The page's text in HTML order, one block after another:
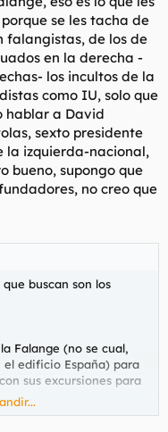
se les tacha de
falangistas, de los de
en la derecha -
los incultos de la
como IU, solo que
hablar a David
sexto presidente
la izquierda-nacional,
bueno, supongo que
no creo que
buscan son los
Falange (no se cual,
el edificio España) para
sus excursiones para
me piré.